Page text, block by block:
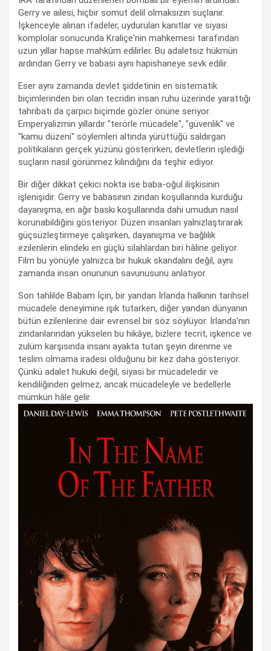
Gerry ve ailesi, hiçbir somut delil olmaksızın suçlanır.
İşkenceyle alınan ifadeler, uydurulan kanıtlar ve siyasi
komplolar sonucunda Kraliçe'nin mahkemesi tarafından
uzun yıllar hapse mahkûm edilirler. Bu adaletsiz hükmün
ardından Gerry ve babası aynı hapishaneye sevk edilir.
Eser aynı zamanda devlet şiddetinin en sistematik
biçimlerinden biri olan tecridin insan ruhu üzerinde yarattığı
tahribatı da çarpıcı biçimde gözler önüne seriyor.
Emperyalizmin yıllardır "terörle mücadele", "güvenlik" ve
"kamu düzeni" söylemleri altında yürüttüğü saldırgan
politikaların gerçek yüzünü gösterirken; devletlerin işlediği
suçların nasıl görünmez kılındığını da teşhir ediyor.
Bir diğer dikkat çekici nokta ise baba-oğul ilişkisinin
işlenişidir. Gerry ve babasının zindan koşullarında kurduğu
dayanışma, en ağır baskı koşullarında dahi umudun nasıl
korunabildiğini gösteriyor. Düzen insanları yalnızlaştırarak
güçsüzleştirmeye çalışırken, dayanışma ve bağlılık
ezilenlerin elindeki en güçlü silahlardan biri hâline geliyor.
Film bu yönüyle yalnızca bir hukuk skandalını değil, aynı
zamanda insan onurunun savunusunu anlatıyor.
Son tahlilde Babam İçin, bir yandan İrlanda halkının tarihsel
mücadele deneyimine ışık tutarken, diğer yandan dünyanın
bütün ezilenlerine dair evrensel bir söz söylüyor. İrlanda'nın
zindanlarından yükselen bu hikâye, bizlere tecrit, işkence ve
zulüm karşısında insanı ayakta tutan şeyin direnme ve
teslim olmama iradesi olduğunu bir kez daha gösteriyor.
Çünkü adalet hukuki değil, siyasi bir mücadeledir ve
kendiliğinden gelmez; ancak mücadeleyle ve bedellerle
mümkün hâle gelir.